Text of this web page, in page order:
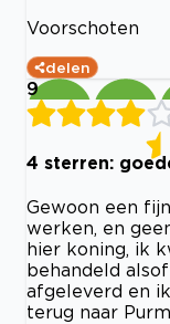
Voorschoten
delen
9
4 sterren:
Gewoon een
werken, en
hier koning, ik
behandeld
afgeleverd en
terug naar